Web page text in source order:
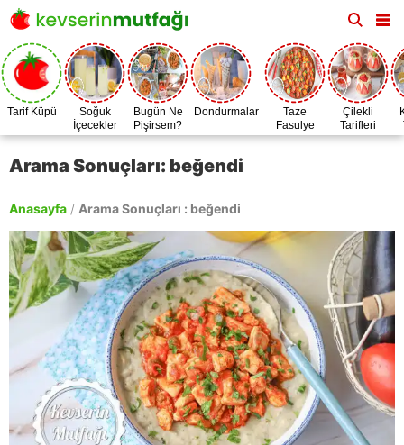
Tarif Küpü
Soğuk
İçecekler
Bugün Ne
Pişirsem?
Dondurmalar
Taze
Fasulye
Zamanı
Çilekli
Tarifleri
Arama Sonuçları: beğendi
Anasayfa / Arama Sonuçları : beğendi